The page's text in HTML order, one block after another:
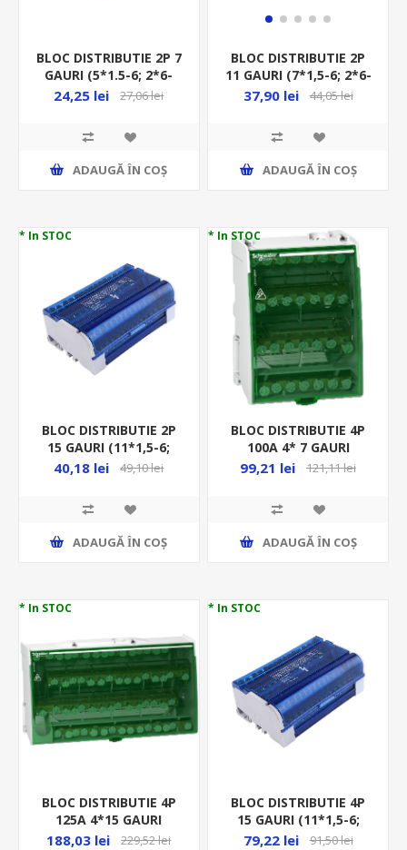
BLOC DISTRIBUTIE 2P 7
GAURI (5*1.5-6; 2*6-
16)MM OR-LZ-8201/7
24,25 lei 27,06 lei
ADAUGĂ ȊN COŞ
BLOC DISTRIBUTIE 2P
11 GAURI (7*1,5-6; 2*6-
16; 2*10-16)MM OR-LZ-
37,90 lei 44,05 lei
ADAUGĂ ȊN COŞ
* In STOC
BLOC DISTRIBUTIE 2P
15 GAURI (11*1,5-6;
2*6-16; 2*10-16)MM
40,18 lei 49,10 lei
ADAUGĂ ȊN COŞ
* In STOC
BLOC DISTRIBUTIE 4P
100A 4* 7 GAURI
(2*7.5+5*5.5)MM
99,21 lei 121,11 lei
ADAUGĂ ȊN COŞ
* In STOC
BLOC DISTRIBUTIE 4P
125A 4*15 GAURI
(1*9.5+3*8.5+11*6.5)MM
188,03 lei 229,52 lei
* In STOC
BLOC DISTRIBUTIE 4P
15 GAURI (11*1,5-6;
2*6-16; 2*10-16)MM
79,22 lei 91,50 lei